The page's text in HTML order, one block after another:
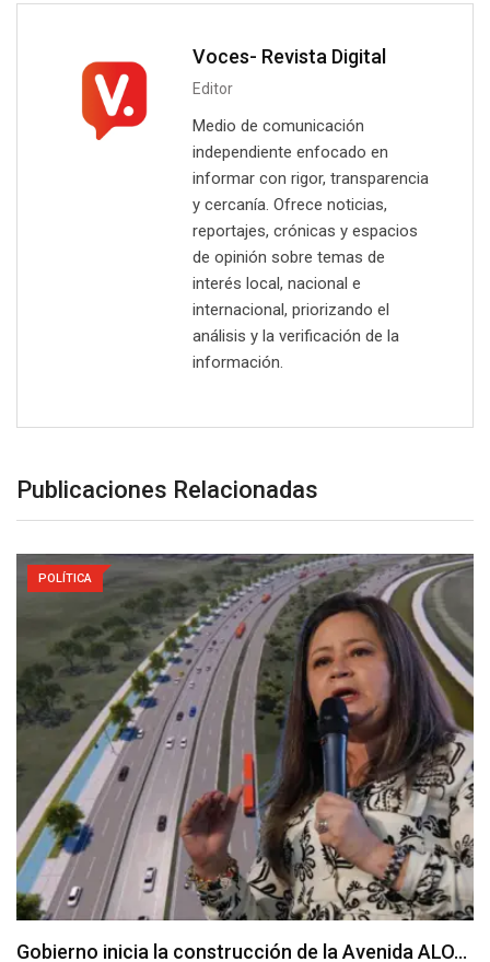
Voces- Revista Digital
Editor
Medio de comunicación
independiente enfocado en
informar con rigor, transparencia
y cercanía. Ofrece noticias,
reportajes, crónicas y espacios
de opinión sobre temas de
interés local, nacional e
internacional, priorizando el
análisis y la verificación de la
información.
Publicaciones Relacionadas
POLÍTICA
MinTransporte actualiza la tarifa diferencial del